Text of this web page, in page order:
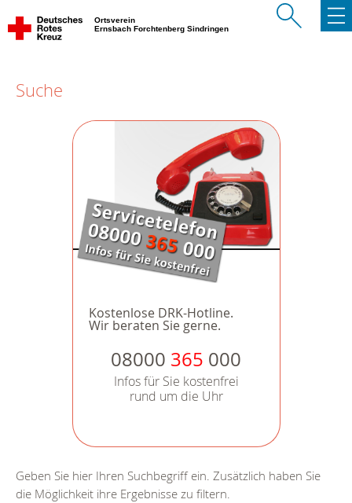
Ortsverein
Ernsbach Forchtenberg Sindringen
Suche
Kostenlose DRK-Hotline.
Wir beraten Sie gerne.
08000 365 000
Infos für Sie kostenfrei
rund um die Uhr
Geben Sie hier Ihren Suchbegriff ein. Zusätzlich haben Sie
die Möglichkeit ihre Ergebnisse zu filtern.